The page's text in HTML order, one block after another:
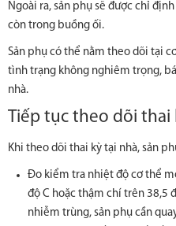
Ngoài ra, sản phụ sẽ được chỉ
còn trong buồng ối.
Sản phụ có thể nằm theo dõi tại
tình trạng không nghiêm trọng,
nhà.
Tiếp tục theo dõi thai
Khi theo dõi thai kỳ tại nhà, sản
Đo kiểm tra nhiệt độ cơ thể
độ C hoặc thậm chí trên 38,5
nhiễm trùng, sản phụ cần